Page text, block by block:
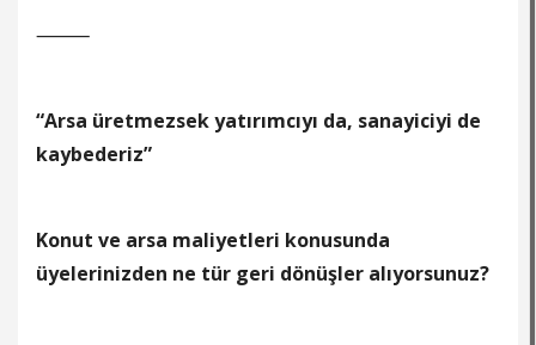
⸻
“Arsa üretmezsek yatırımcıyı da, sanayiciyi de
kaybederiz”
Konut ve arsa maliyetleri konusunda
üyelerinizden ne tür geri dönüşler alıyorsunuz?